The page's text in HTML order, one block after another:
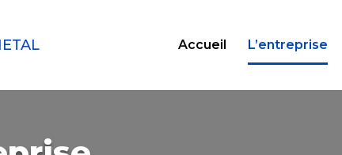
Accueil L’entreprise